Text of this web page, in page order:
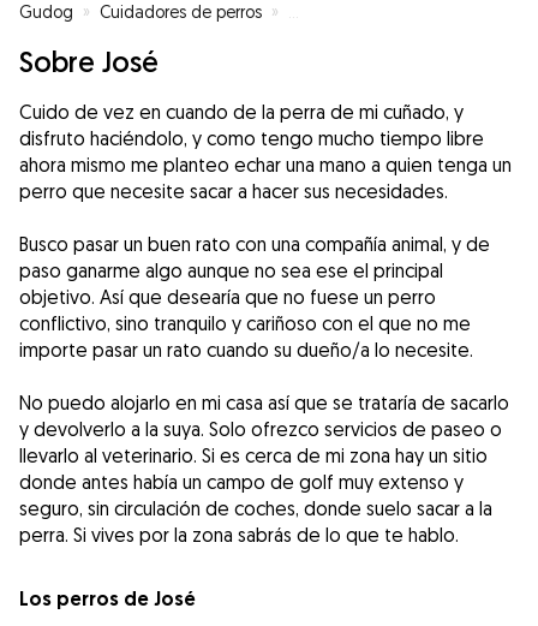
Gudog » Cuidadores de perros »
Sobre José
Cuido de vez en cuando de la perra de mi cuñado, y
disfruto haciéndolo, y como tengo mucho tiempo libre
ahora mismo me planteo echar una mano a quien tenga un
perro que necesite sacar a hacer sus necesidades.
Busco pasar un buen rato con una compañía animal, y de
paso ganarme algo aunque no sea ese el principal
objetivo. Así que desearía que no fuese un perro
conflictivo, sino tranquilo y cariñoso con el que no me
importe pasar un rato cuando su dueño/a lo necesite.
No puedo alojarlo en mi casa así que se trataría de sacarlo
y devolverlo a la suya. Solo ofrezco servicios de paseo o
llevarlo al veterinario. Si es cerca de mi zona hay un sitio
donde antes había un campo de golf muy extenso y
seguro, sin circulación de coches, donde suelo sacar a la
perra. Si vives por la zona sabrás de lo que te hablo.
Los perros de José